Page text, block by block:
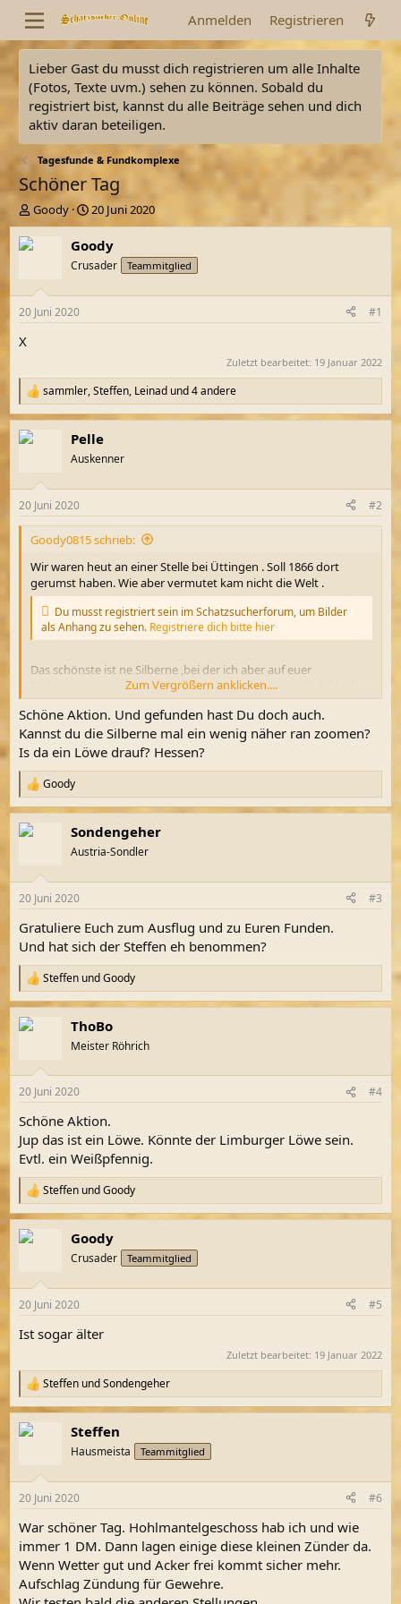
Anmelden Registrieren
Lieber Gast du musst dich registrieren um alle Inhalte
(Fotos, Texte uvm.) sehen zu können. Sobald du
registriert bist, kannst du alle Beiträge sehen und dich
aktiv daran beteiligen.
Tagesfunde & Fundkomplexe
Schöner Tag
E
r
s
l
e
Goody
E
r
s
e
t
20 Juni 2020
Goody
Crusader Teammitglied
20 Juni 2020 #1
X
Zuletzt bearbeitet: 19 Januar 2022
R
e
a
k
e
n
sammler,Steffen, Leinad und 4 andere
Pelle
Auskenner
20 Juni 2020 #2
Goody0815 schrieb:
Wir waren heut an einer Stelle bei Üttingen . Soll 1866 dort
gerumst haben. Wie aber vermutet kam nicht die Welt .
Du musst registriert sein im Schatzsucherforum, um Bilder
als Anhang zu sehen. Registriere dich bitte hier
Das schönste ist ne Silberne ,bei der ich aber auf euer
Fachwissen angewiesen bin. Sie ist leider schon ziemlich blank.
Man kann noch schwach ne VIII erkennen .
Du musst registriert sein im Schatzsucherforum, um Bilder
als Anhang zu sehen. Registriere dich bitte hier
Du musst registriert sein im Schatzsucherforum, um Bilder
als Anhang zu sehen.Registriere dich bitte hier
Also wer was erkennt bitte melden
Ansonst war es eine schöne Runde bis der Regenschauer kam.
Zum Vergrößern anklicken....
Schöne Aktion. Und gefunden hast Du doch auch.
Kannst du die Silberne mal ein wenig näher ran zoomen?
Is da ein Löwe drauf? Hessen?
R
e
a
k
e
:
Goody
Sondengeher
Austria-Sondler
20 Juni 2020 #3
Gratuliere Euch zum Ausflug und zu Euren Funden.
Und hat sich der Steffen eh benommen?
R
e
a
k
e
:
Steffen undGoody
ThoBo
Meister Röhrich
20 Juni 2020 #4
Schöne Aktion.
Jup das ist ein Löwe. Könnte der Limburger Löwe sein.
Evtl. ein Weißpfennig.
R
e
a
k
e
:
Steffen undGoody
Goody
Crusader Teammitglied
20 Juni 2020 #5
Ist sogar älter
Zuletzt bearbeitet: 19 Januar 2022
R
e
a
k
e
:
Steffen undSondengeher
Steffen
Hausmeista Teammitglied
20 Juni 2020 #6
War schöner Tag. Hohlmantelgeschoss hab ich und wie
immer 1 DM. Dann lagen einige diese kleinen Zünder da.
Wenn Wetter gut und Acker frei kommt sicher mehr.
Aufschlag Zündung für Gewehre.